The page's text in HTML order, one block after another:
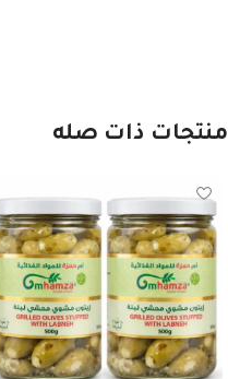
منتجات ذات صله